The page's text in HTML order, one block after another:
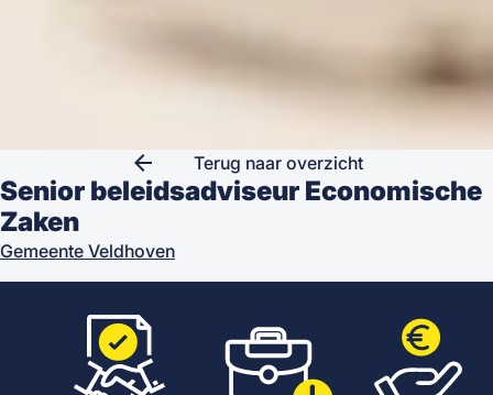
arrow_back Terug naar overzicht
Senior beleidsadviseur Economische
Zaken
Gemeente Veldhoven